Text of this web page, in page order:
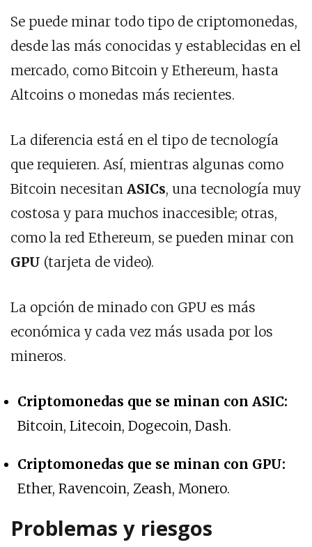
Se puede minar todo tipo de criptomonedas,
desde las más conocidas y establecidas en el
mercado, como Bitcoin y Ethereum, hasta
Altcoins o monedas más recientes.
La diferencia está en el tipo de tecnología
que requieren. Así, mientras algunas como
Bitcoin necesitan ASICs, una tecnología muy
costosa y para muchos inaccesible; otras,
como la red Ethereum, se pueden minar con
GPU (tarjeta de video).
La opción de minado con GPU es más
económica y cada vez más usada por los
mineros.
Criptomonedas que se minan con ASIC:
Bitcoin, Litecoin, Dogecoin, Dash.
Criptomonedas que se minan con GPU:
Ether, Ravencoin, Zeash, Monero.
Problemas y riesgos